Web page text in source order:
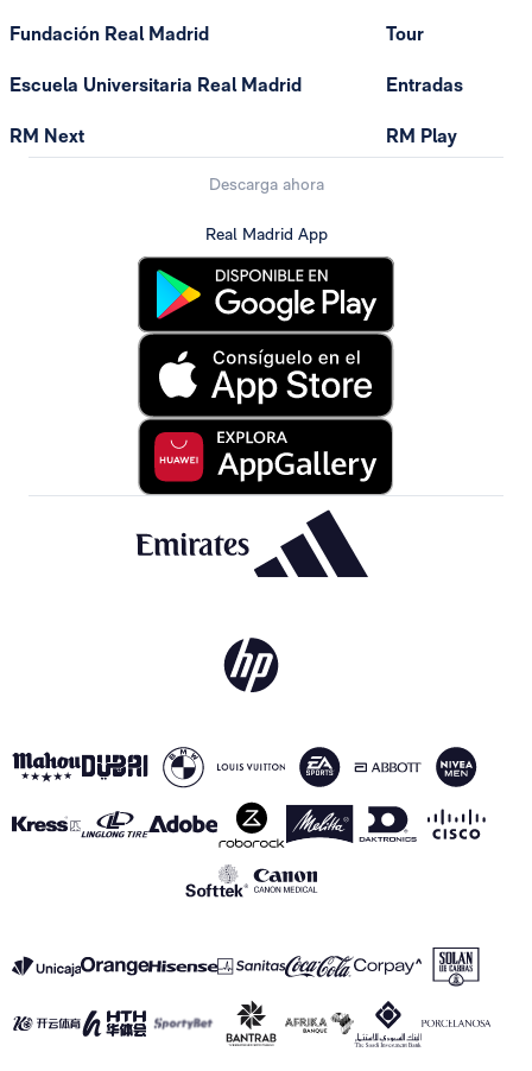
Fundación Real Madrid
Escuela Universitaria Real Madrid
RM Next
Tour
Entradas
RM Play
Descarga ahora
Real Madrid App